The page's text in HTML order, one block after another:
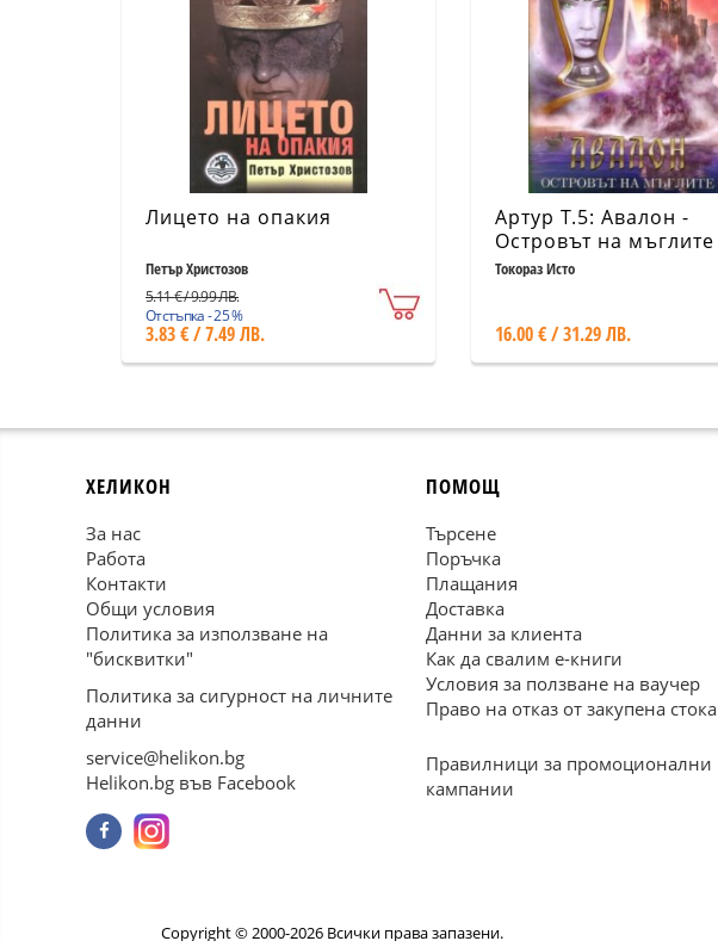
Лицето на опакия
Петър Христозов
5.11 € / 9.99 ЛВ.
Отстъпка - 25 %
3.83 € / 7.49 ЛВ.
Артур Т.5: Авалон -
Островът на мъглите
Токораз Исто
16.00 € / 31.29 ЛВ.
ХЕЛИКОН
За нас
Работа
Контакти
Общи условия
Политика за използване на
"бисквитки"
Политика за сигурност на личните
данни
service@helikon.bg
Helikon.bg във Facebook
ПОМОЩ
Търсене
Поръчка
Плащания
Доставка
Данни за клиента
Как да свалим е-книги
Условия за ползване на ваучер
Право на отказ от закупена стока
Правилници за промоционални
кампании
Copyright © 2000-2026 Всички права запазени.